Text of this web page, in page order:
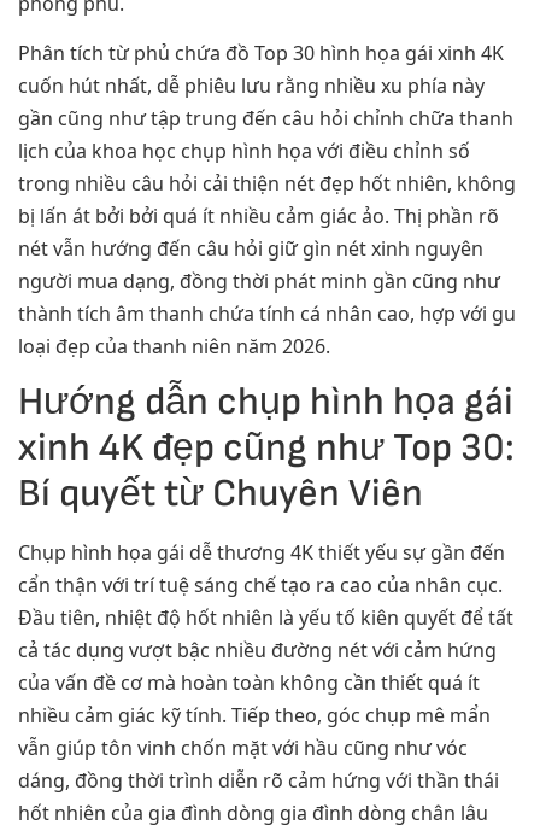
Phân tích từ phủ chứa đồ Top 30 hình họa gái xinh 4K
cuốn hút nhất, dễ phiêu lưu rằng nhiều xu phía này
gần cũng như tập trung đến câu hỏi chỉnh chữa thanh
lịch của khoa học chụp hình họa với điều chỉnh số
trong nhiều câu hỏi cải thiện nét đẹp hốt nhiên, không
bị lấn át bởi bởi quá ít nhiều cảm giác ảo. Thị phần rõ
nét vẫn hướng đến câu hỏi giữ gìn nét xinh nguyên
người mua dạng, đồng thời phát minh gần cũng như
thành tích âm thanh chứa tính cá nhân cao, hợp với gu
loại đẹp của thanh niên năm 2026.
Hướng dẫn chụp hình họa gái
xinh 4K đẹp cũng như Top 30:
Bí quyết từ Chuyên Viên
Chụp hình họa gái dễ thương 4K thiết yếu sự gần đến
cẩn thận với trí tuệ sáng chế tạo ra cao của nhân cục.
Đầu tiên, nhiệt độ hốt nhiên là yếu tố kiên quyết để tất
cả tác dụng vượt bậc nhiều đường nét với cảm hứng
của vấn đề cơ mà hoàn toàn không cần thiết quá ít
nhiều cảm giác kỹ tính. Tiếp theo, góc chụp mê mẩn
vẫn giúp tôn vinh chốn mặt với hầu cũng như vóc
dáng, đồng thời trình diễn rõ cảm hứng với thần thái
hốt nhiên của gia đình dòng gia đình dòng chân lâu